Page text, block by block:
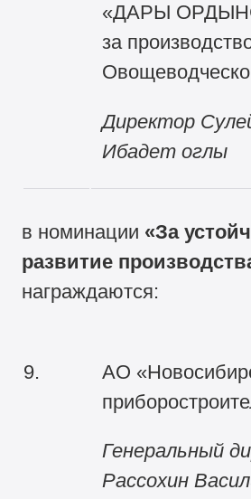
«ДАРЫ
за
Директор
Ибадет оглы
в номинации «За
развитие
награждаются:
9.
АО
Генеральный
Рассохин